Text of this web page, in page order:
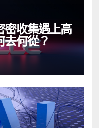
密收集遇上高
去何從？